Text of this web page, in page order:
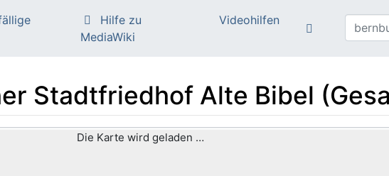
Hilfe zu
MediaWiki
Videohilfen
Stadtfriedhof Alte Bibel
Die Karte wird geladen …